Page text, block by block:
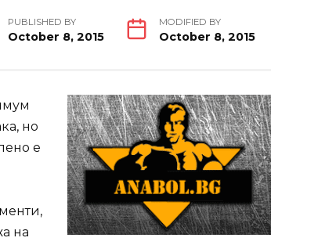
PUBLISHED BY
October 8, 2015
MODIFIED BY
October 8, 2015
но
е
на